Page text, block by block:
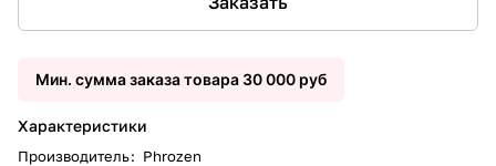
Мин. сумма заказа товара 30 000 руб
Характеристики
Производитель: Phrozen